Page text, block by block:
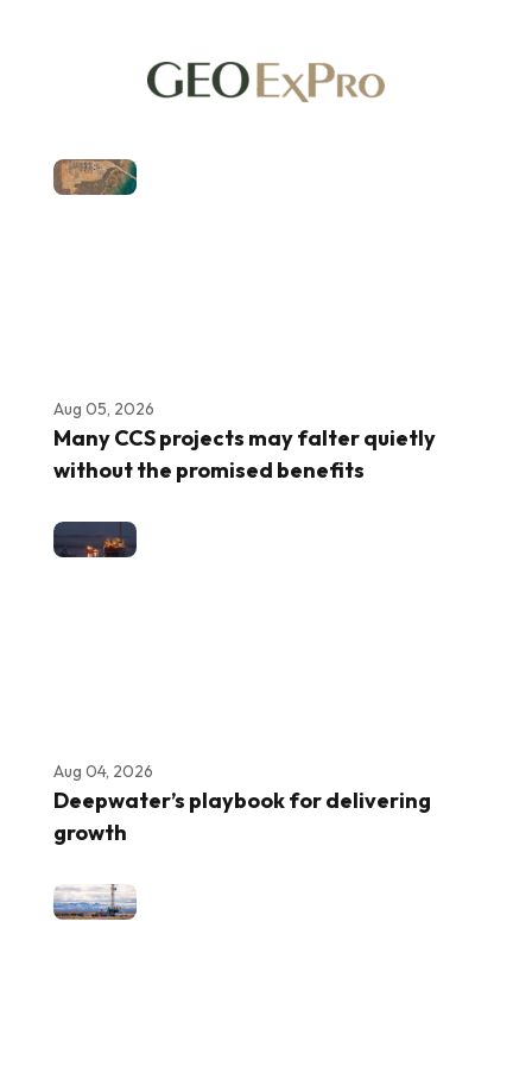
Aug 05, 2026
Many CCS projects may falter quietly
without the promised benefits
Aug 04, 2026
Deepwater’s playbook for delivering
growth